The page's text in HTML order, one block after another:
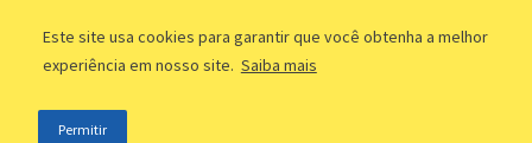
Este site usa cookies para garantir que você obtenha a melhor
experiência em nosso site. Saiba mais
Permitir
Política de Privacidade
©2011 - 2026, GetNinjas LTDA. CNPJ 55.744.877/0001-89 - Rua Dr.